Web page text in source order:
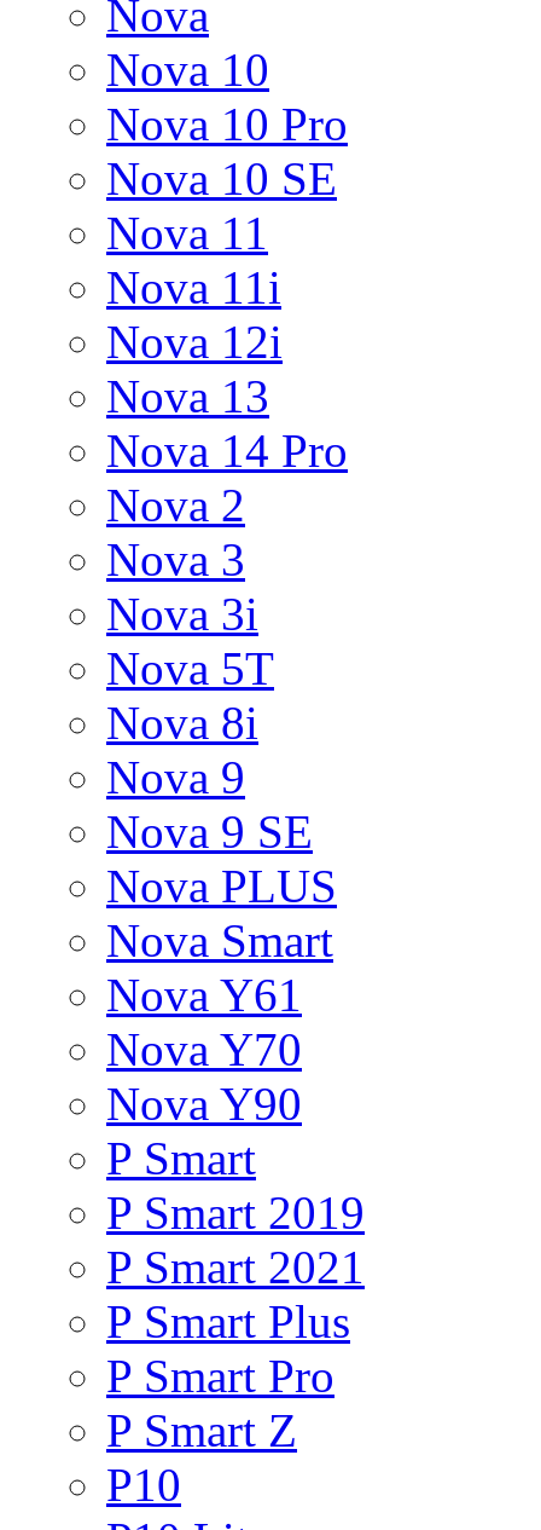
Nova
Nova 10
Nova 10 Pro
Nova 10 SE
Nova 11
Nova 11i
Nova 12i
Nova 13
Nova 14 Pro
Nova 2
Nova 3
Nova 3i
Nova 5T
Nova 8i
Nova 9
Nova 9 SE
Nova PLUS
Nova Smart
Nova Y61
Nova Y70
Nova Y90
P Smart
P Smart 2019
P Smart 2021
P Smart Plus
P Smart Pro
P Smart Z
P10